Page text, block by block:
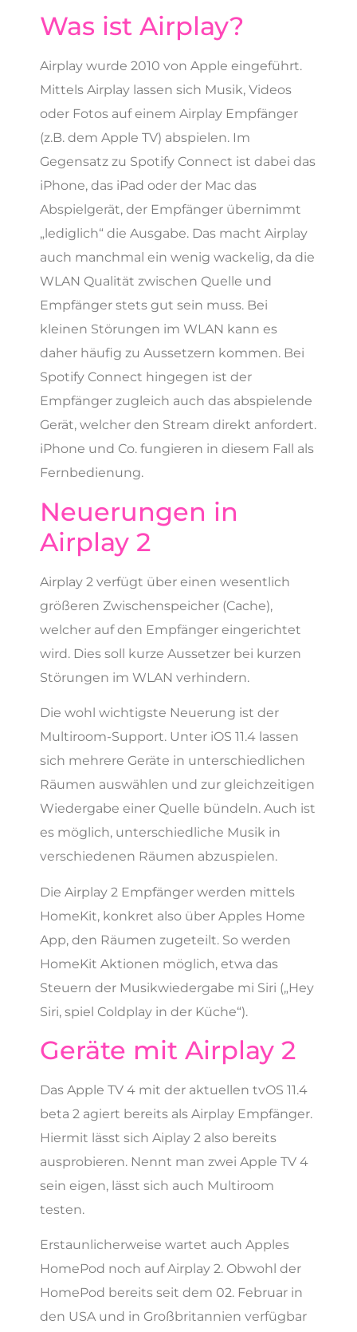
Was ist Airplay?
Airplay wurde 2010 von Apple eingeführt.
Mittels Airplay lassen sich Musik, Videos
oder Fotos auf einem Airplay Empfänger
(z.B. dem Apple TV) abspielen. Im
Gegensatz zu Spotify Connect ist dabei das
iPhone, das iPad oder der Mac das
Abspielgerät, der Empfänger übernimmt
„lediglich“ die Ausgabe. Das macht Airplay
auch manchmal ein wenig wackelig, da die
WLAN Qualität zwischen Quelle und
Empfänger stets gut sein muss. Bei
kleinen Störungen im WLAN kann es
daher häufig zu Aussetzern kommen. Bei
Spotify Connect hingegen ist der
Empfänger zugleich auch das abspielende
Gerät, welcher den Stream direkt anfordert.
iPhone und Co. fungieren in diesem Fall als
Fernbedienung.
Neuerungen in
Airplay 2
Airplay 2 verfügt über einen wesentlich
größeren Zwischenspeicher (Cache),
welcher auf den Empfänger eingerichtet
wird. Dies soll kurze Aussetzer bei kurzen
Störungen im WLAN verhindern.
Die wohl wichtigste Neuerung ist der
Multiroom-Support. Unter iOS 11.4 lassen
sich mehrere Geräte in unterschiedlichen
Räumen auswählen und zur gleichzeitigen
Wiedergabe einer Quelle bündeln. Auch ist
es möglich, unterschiedliche Musik in
verschiedenen Räumen abzuspielen.
Die Airplay 2 Empfänger werden mittels
HomeKit, konkret also über Apples Home
App, den Räumen zugeteilt. So werden
HomeKit Aktionen möglich, etwa das
Steuern der Musikwiedergabe mi Siri („Hey
Siri, spiel Coldplay in der Küche“).
Geräte mit Airplay 2
Das Apple TV 4 mit der aktuellen tvOS 11.4
beta 2 agiert bereits als Airplay Empfänger.
Hiermit lässt sich Aiplay 2 also bereits
ausprobieren. Nennt man zwei Apple TV 4
sein eigen, lässt sich auch Multiroom
testen.
Erstaunlicherweise wartet auch Apples
HomePod noch auf Airplay 2. Obwohl der
HomePod bereits seit dem 02. Februar in
den USA und in Großbritannien verfügbar